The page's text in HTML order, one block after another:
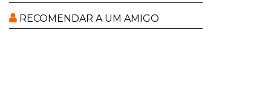
RECOMENDAR A UM AMIGO